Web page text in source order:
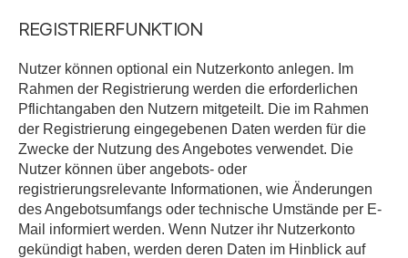
REGISTRIERFUNKTION
Nutzer können optional ein Nutzerkonto anlegen. Im
Rahmen der Registrierung werden die erforderlichen
Pflichtangaben den Nutzern mitgeteilt. Die im Rahmen
der Registrierung eingegebenen Daten werden für die
Zwecke der Nutzung des Angebotes verwendet. Die
Nutzer können über angebots- oder
registrierungsrelevante Informationen, wie Änderungen
des Angebotsumfangs oder technische Umstände per E-
Mail informiert werden. Wenn Nutzer ihr Nutzerkonto
gekündigt haben, werden deren Daten im Hinblick auf